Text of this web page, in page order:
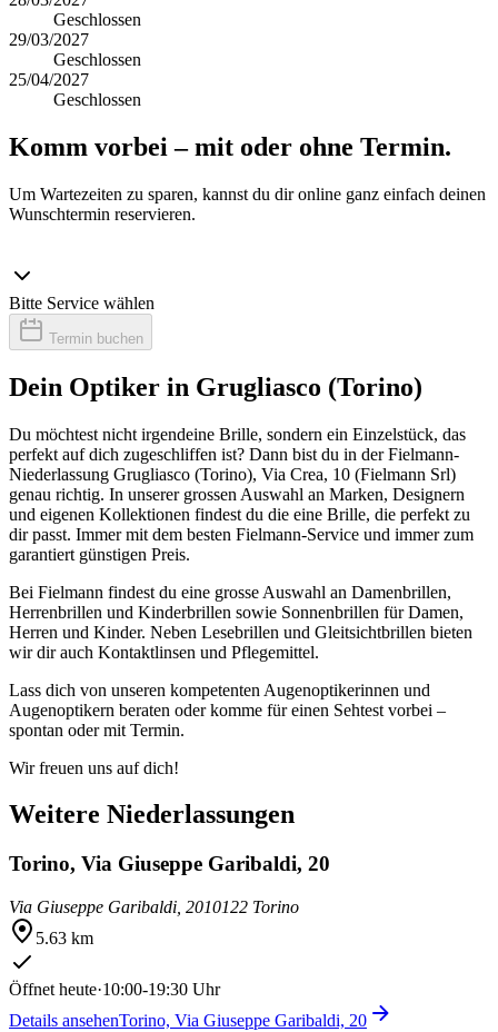
Geschlossen
29/03/2027
Geschlossen
25/04/2027
Geschlossen
Komm vorbei – mit oder ohne Termin.
Um Wartezeiten zu sparen, kannst du dir online ganz einfach deinen
Wunschtermin reservieren.
Bitte Service wählen
Termin buchen
Dein Optiker in Grugliasco (Torino)
Du möchtest nicht irgendeine Brille, sondern ein Einzelstück, das
perfekt auf dich zugeschliffen ist? Dann bist du in der Fielmann-
Niederlassung Grugliasco (Torino), Via Crea, 10 (Fielmann Srl)
genau richtig. In unserer grossen Auswahl an Marken, Designern
und eigenen Kollektionen findest du die eine Brille, die perfekt zu
dir passt. Immer mit dem besten Fielmann-Service und immer zum
garantiert günstigen Preis.
Bei Fielmann findest du eine grosse Auswahl an Damenbrillen,
Herrenbrillen und Kinderbrillen sowie Sonnenbrillen für Damen,
Herren und Kinder. Neben Lesebrillen und Gleitsichtbrillen bieten
wir dir auch Kontaktlinsen und Pflegemittel.
Lass dich von unseren kompetenten Augenoptikerinnen und
Augenoptikern beraten oder komme für einen Sehtest vorbei –
spontan oder mit Termin.
Wir freuen uns auf dich!
Weitere Niederlassungen
Torino, Via Giuseppe Garibaldi, 20
Via Giuseppe Garibaldi, 2010122 Torino
5.63 km
Öffnet heute·10:00-19:30 Uhr
Details ansehenTorino, Via Giuseppe Garibaldi, 20